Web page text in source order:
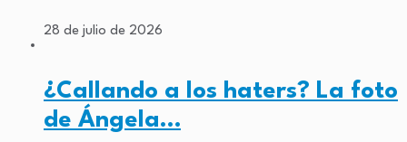
28 de julio de 2026
¿Callando a los haters? La foto
de Ángela…